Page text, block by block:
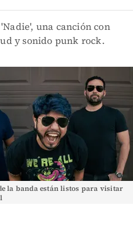
una canción con
y sonido punk rock.
la banda están listos para visitar